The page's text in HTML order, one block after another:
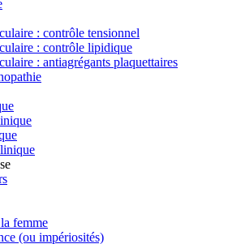
: contrôle tensionnel
: contrôle lipidique
: antiagrégants plaquettaires
femme
(ou impériosités)